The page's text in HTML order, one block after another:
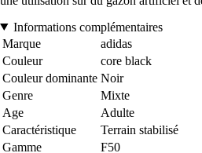
Informations complémentaires
Marque
adidas
Couleur
core black
Couleur dominante Noir
Genre
Mixte
Age
Adulte
Caractéristique
Terrain stabilisé
Gamme
F50